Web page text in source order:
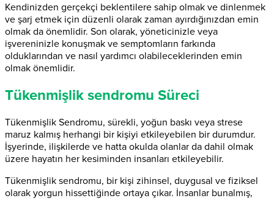
Kendinizden gerçekçi beklentilere sahip olmak ve dinlenmek
ve şarj etmek için düzenli olarak zaman ayırdığınızdan emin
olmak da önemlidir. Son olarak, yöneticinizle veya
işvereninizle konuşmak ve semptomların farkında
olduklarından ve nasıl yardımcı olabileceklerinden emin
olmak önemlidir.
Tükenmişlik sendromu Süreci
Tükenmişlik Sendromu, sürekli, yoğun baskı veya strese
maruz kalmış herhangi bir kişiyi etkileyebilen bir durumdur.
İşyerinde, ilişkilerde ve hatta okulda olanlar da dahil olmak
üzere hayatın her kesiminden insanları etkileyebilir.
Tükenmişlik sendromu, bir kişi zihinsel, duygusal ve fiziksel
olarak yorgun hissettiğinde ortaya çıkar. İnsanlar bunalmış,